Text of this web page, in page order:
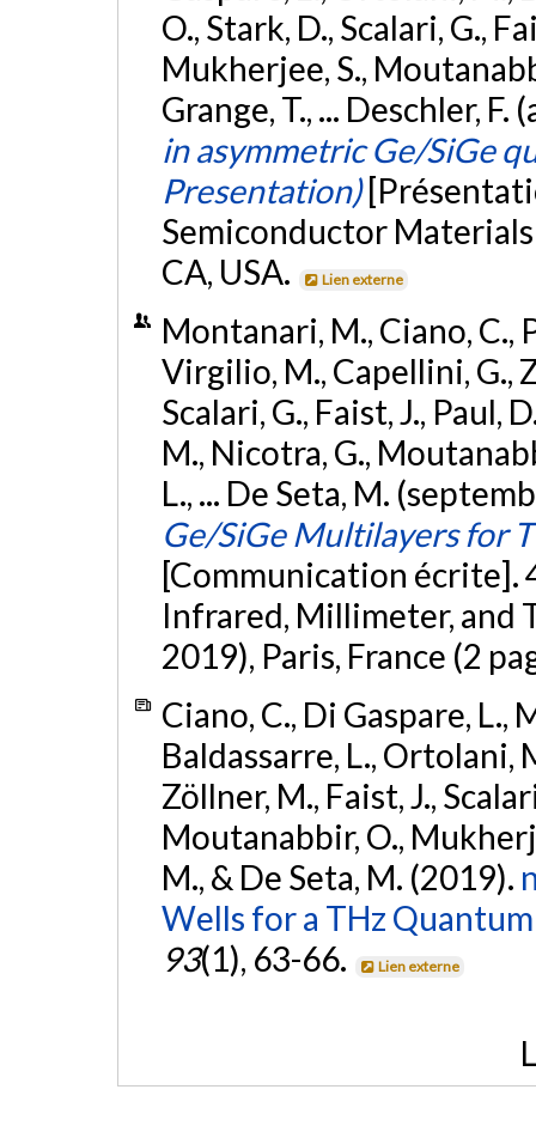
O., Stark, D., Scalari, G.,
Mukherjee, S.,
Grange, T., ... Deschler,
in asymmetric Ge/SiGe
Presentation)
Semiconductor
CA, USA.
Lien externe
Montanari, M., Ciano, C.,
Virgilio, M., Capellini, G.,
Scalari, G., Faist, J., Paul,
M., Nicotra, G.,
L., ... De Seta, M.
Ge/SiGe Multilayers for
[Communication
Infrared, Millimeter, and
2019), Paris, France (2
Ciano, C., Di Gaspare,
Baldassarre, L., Ortolani,
Zöllner, M., Faist, J.,
Moutanabbir, O.,
M., & De Seta, M. (2019).
Wells for a THz Quantum
93(1), 63-66. Lien externe